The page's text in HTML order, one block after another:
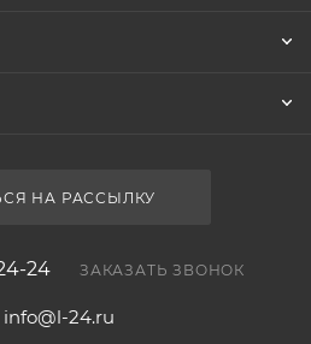
НА РАССЫЛКУ
24 ЗАКАЗАТЬ ЗВОНОК
info@l-24.ru